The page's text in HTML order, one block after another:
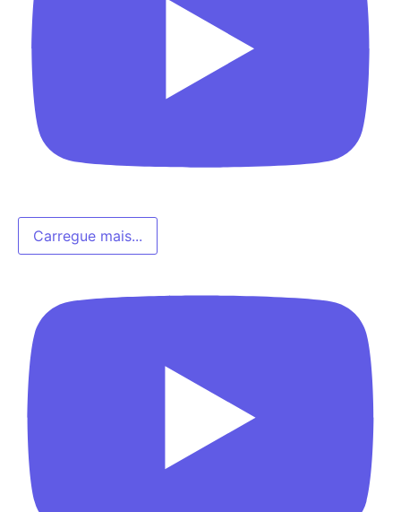
Carregue mais...